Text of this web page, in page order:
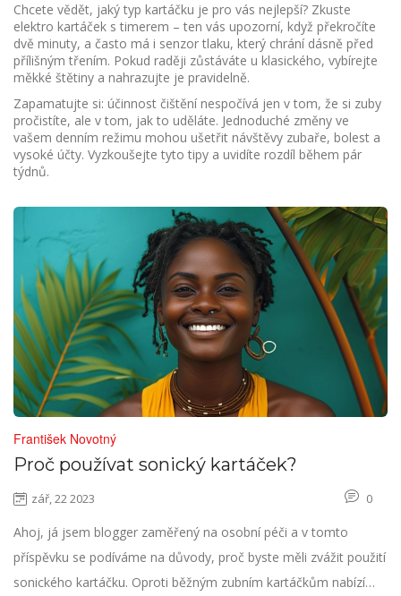
Chcete vědět, jaký typ kartáčku je pro vás nejlepší? Zkuste
elektro kartáček s timerem – ten vás upozorní, když překročíte
dvě minuty, a často má i senzor tlaku, který chrání dásně před
přílišným třením. Pokud raději zůstáváte u klasického, vybírejte
měkké štětiny a nahrazujte je pravidelně.
Zapamatujte si: účinnost čištění nespočívá jen v tom, že si zuby
pročistíte, ale v tom, jak to uděláte. Jednoduché změny ve
vašem denním režimu mohou ušetřit návštěvy zubaře, bolest a
vysoké účty. Vyzkoušejte tyto tipy a uvidíte rozdíl během pár
týdnů.
František Novotný
Proč používat sonický kartáček?
zář, 22 2023 0
Ahoj, já jsem blogger zaměřený na osobní péči a v tomto
příspěvku se podíváme na důvody, proč byste měli zvážit použití
sonického kartáčku. Oproti běžným zubním kartáčkům nabízí